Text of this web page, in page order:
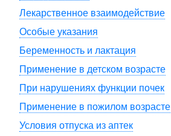
Лекарственное взаимодействие
Особые указания
Беременность и лактация
Применение в детском возрасте
При нарушениях функции почек
Применение в пожилом возрасте
Условия отпуска из аптек